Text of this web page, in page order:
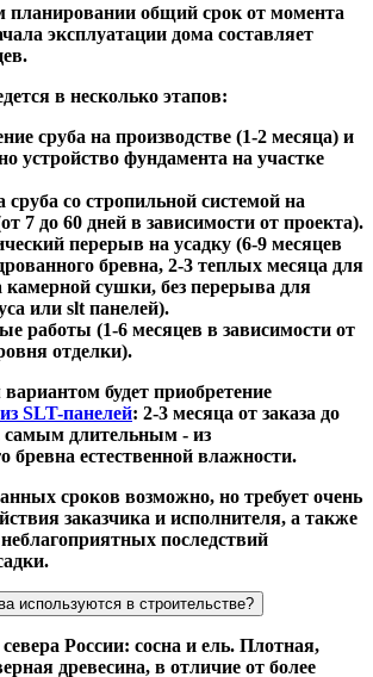
общий срок от момента
эксплуатации дома составляет
в несколько этапов:
сруба на производстве (1-2 месяца) и
устройство фундамента на участке
сруба со стропильной системой на
7 до 60 дней в зависимости от проекта).
перерыв на усадку (6-9 месяцев
бревна, 2-3 теплых месяца для
камерной сушки, без перерыва для
или slt панелей).
работы (1-6 месяцев в зависимости от
отделки).
будет приобретение
SLT-панелей: 2-3 месяца от заказа до
самым длительным - из
бревна естественной влажности.
сроков возможно, но требует очень
заказчика и исполнителя, а также
последствий
используются в строительстве?
России: сосна и ель. Плотная,
древесина, в отличие от более